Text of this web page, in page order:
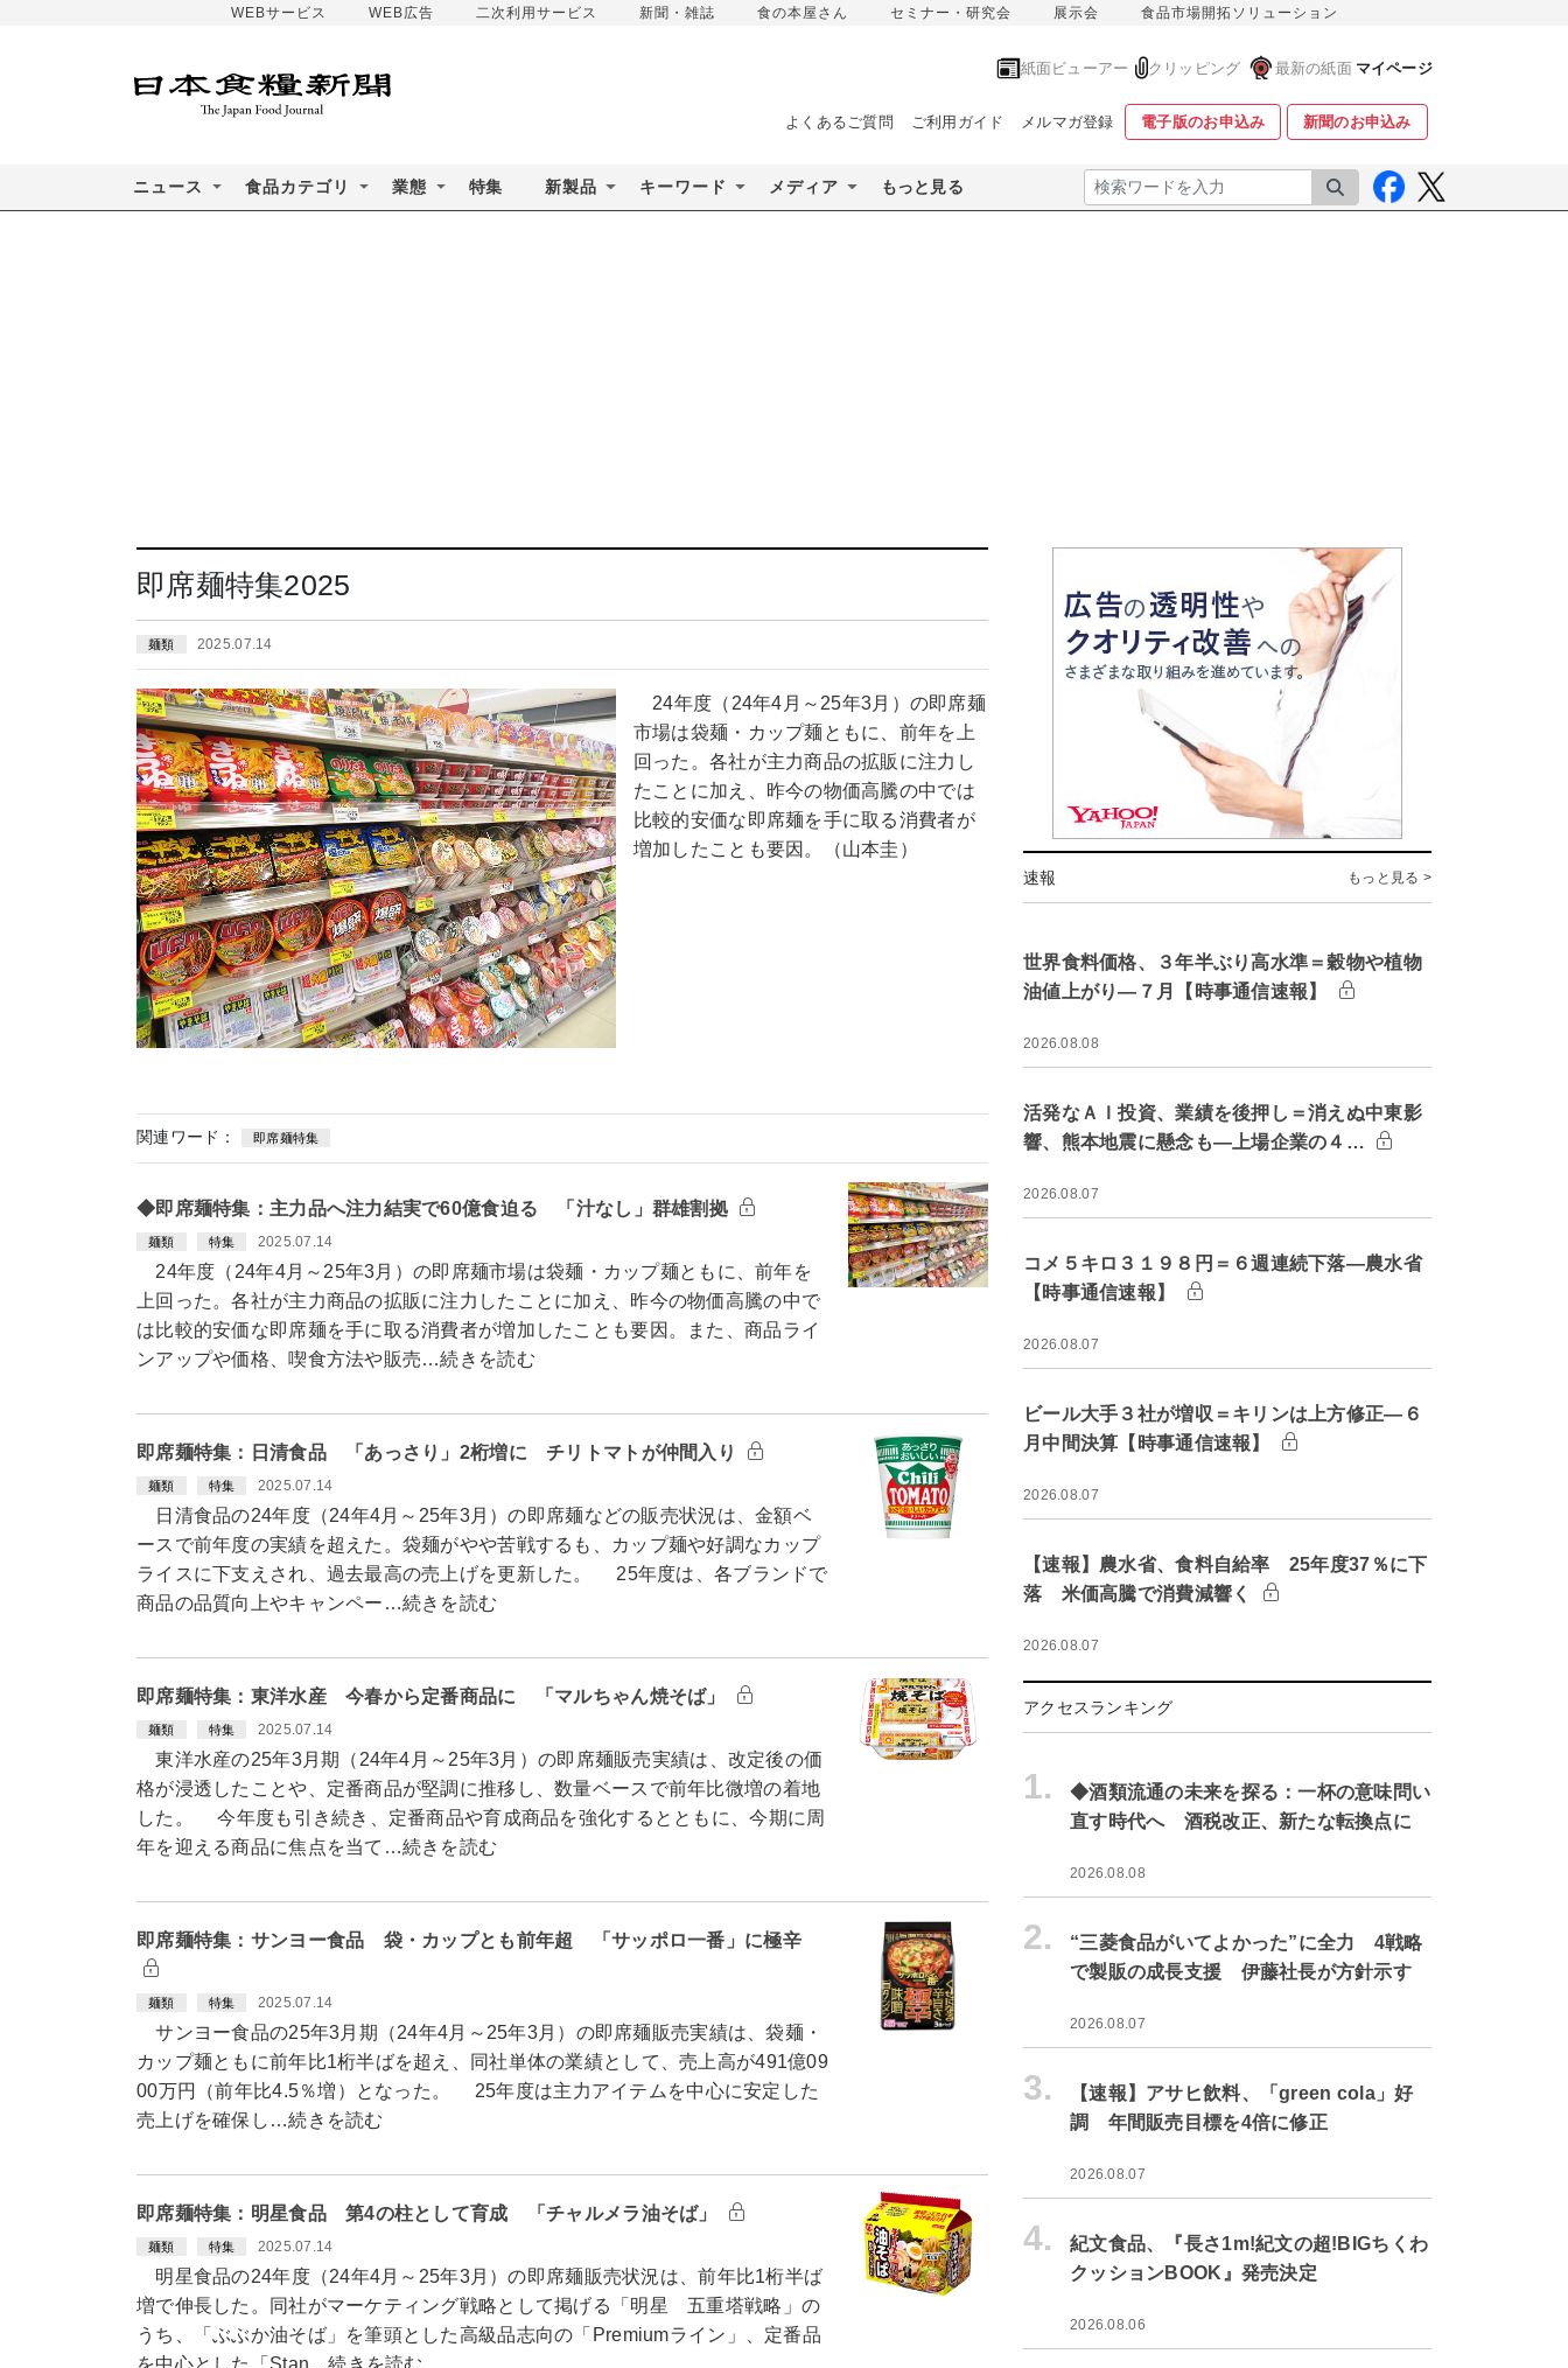
WEBサービス WEB広告 二次利用サービス 新聞・雑誌 食の本屋さん セミナー・研究会 展示会 食品市場開拓ソリューション
紙面ビューアー クリッピング 最新の紙面 マイページ
よくあるご質問 ご利用ガイド メルマガ登録 電子版のお申込み 新聞のお申込み
ニュース 食品カテゴリ 業態 特集 新製品 キーワード メディア もっと見る 検索
即席麺特集2025
麺類 2025.07.14
24年度（24年4月～25年3月）の即席麺
市場は袋麺・カップ麺ともに、前年を上
回った。各社が主力商品の拡販に注力し
たことに加え、昨今の物価高騰の中では
比較的安価な即席麺を手に取る消費者が
増加したことも要因。（山本圭）
関連ワード： 即席麺特集
◆即席麺特集：主力品へ注力結実で60億食迫る 「汁なし」群雄割拠
麺類 特集 2025.07.14
24年度（24年4月～25年3月）の即席麺市場は袋麺・カップ麺ともに、前年を
上回った。各社が主力商品の拡販に注力したことに加え、昨今の物価高騰の中で
は比較的安価な即席麺を手に取る消費者が増加したことも要因。また、商品ライ
ンアップや価格、喫食方法や販売…続きを読む
即席麺特集：日清食品 「あっさり」2桁増に チリトマトが仲間入り
麺類 特集 2025.07.14
日清食品の24年度（24年4月～25年3月）の即席麺などの販売状況は、金額ベ
ースで前年度の実績を超えた。袋麺がやや苦戦するも、カップ麺や好調なカップ
ライスに下支えされ、過去最高の売上げを更新した。 25年度は、各ブランドで
商品の品質向上やキャンペー…続きを読む
即席麺特集：東洋水産 今春から定番商品に 「マルちゃん焼そば」
麺類 特集 2025.07.14
東洋水産の25年3月期（24年4月～25年3月）の即席麺販売実績は、改定後の価
格が浸透したことや、定番商品が堅調に推移し、数量ベースで前年比微増の着地
した。 今年度も引き続き、定番商品や育成商品を強化するとともに、今期に周
年を迎える商品に焦点を当て…続きを読む
即席麺特集：サンヨー食品 袋・カップとも前年超 「サッポロ一番」に極辛
麺類 特集 2025.07.14
サンヨー食品の25年3月期（24年4月～25年3月）の即席麺販売実績は、袋麺・
カップ麺ともに前年比1桁半ばを超え、同社単体の業績として、売上高が491億09
00万円（前年比4.5％増）となった。 25年度は主力アイテムを中心に安定した
売上げを確保し…続きを読む
即席麺特集：明星食品 第4の柱として育成 「チャルメラ油そば」
麺類 特集 2025.07.14
明星食品の24年度（24年4月～25年3月）の即席麺販売状況は、前年比1桁半ば
増で伸長した。同社がマーケティング戦略として掲げる「明星 五重塔戦略」の
うち、「ぶぶか油そば」を筆頭とした高級品志向の「Premiumライン」、定番品
を中心とした「Stan…続きを読む
速報 もっと見る >
世界食料価格、３年半ぶり高水準＝穀物や植物
油値上がり―７月【時事通信速報】
2026.08.08
活発なＡＩ投資、業績を後押し＝消えぬ中東影
響、熊本地震に懸念も―上場企業の４…
2026.08.07
コメ５キロ３１９８円＝６週連続下落―農水省
【時事通信速報】
2026.08.07
ビール大手３社が増収＝キリンは上方修正―６
月中間決算【時事通信速報】
2026.08.07
【速報】農水省、食料自給率 25年度37％に下
落 米価高騰で消費減響く
2026.08.07
アクセスランキング
1.
◆酒類流通の未来を探る：一杯の意味問い
直す時代へ 酒税改正、新たな転換点に
2026.08.08
2.
“三菱食品がいてよかった”に全力 4戦略
で製販の成長支援 伊藤社長が方針示す
2026.08.07
3.
【速報】アサヒ飲料、「green cola」好
調 年間販売目標を4倍に修正
2026.08.07
4.
紀文食品、『長さ1m!紀文の超!BIGちくわ
クッションBOOK』発売決定
2026.08.06